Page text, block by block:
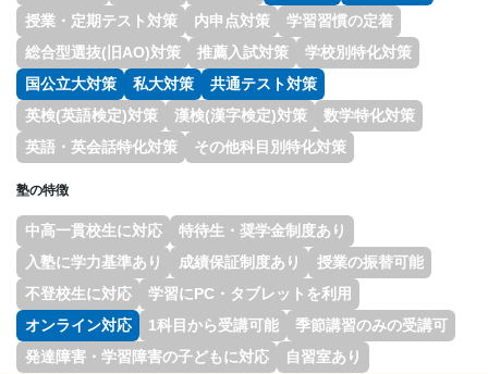
授業・定期テスト対策
内申点対策
学習習慣の定着
総合型選抜(旧AO)対策
推薦入試対策
学校別特化対策
国公立大対策
私大対策
共通テスト対策
英検(英語検定)対策
漢検(漢字検定)対策
数学特化対策
英語・英会話特化対策
その他科目別特化対策
塾の特徴
中高一貫校生に対応
特待生・奨学金制度あり
入塾に学力基準あり
成績保証制度あり
授業の振替可能
不登校生に対応
学習にPC・タブレットを利用
オンライン対応
1科目から受講可能
季節講習のみの受講可
発達障害・学習障害の子どもに対応
自習室あり